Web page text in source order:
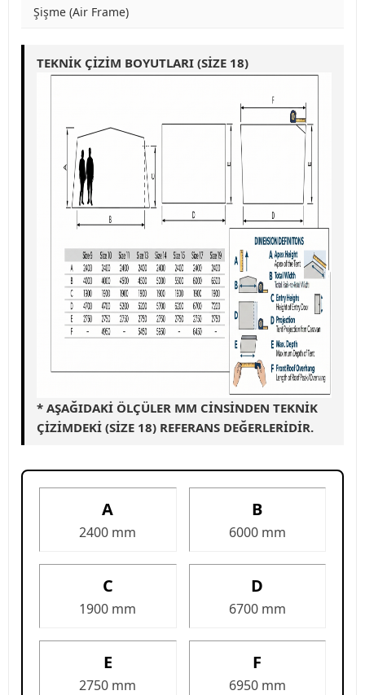
Şişme (Air Frame)
TEKNIK ÇIZIM BOYUTLARI (SIZE 18)
* AŞAĞIDAKI ÖLÇÜLER MM CINSINDEN TEKNIK
ÇIZIMDEKI (SIZE 18) REFERANS DEĞERLERIDIR.
A
2400 mm
B
6000 mm
C
1900 mm
D
6700 mm
E
2750 mm
F
6950 mm